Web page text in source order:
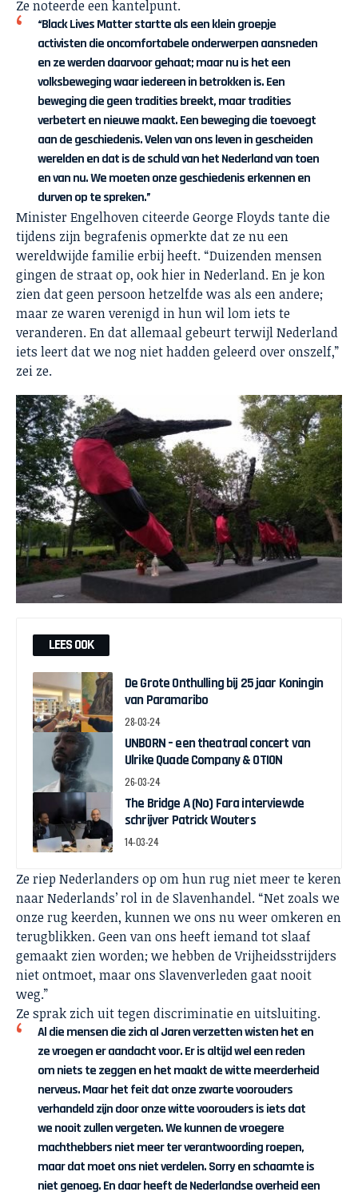
Ze noteerde een kantelpunt.
“Black Lives Matter startte als een klein groepje
activisten die oncomfortabele onderwerpen aansneden
en ze werden daarvoor gehaat; maar nu is het een
volksbeweging waar iedereen in betrokken is. Een
beweging die geen tradities breekt, maar tradities
verbetert en nieuwe maakt. Een beweging die toevoegt
aan de geschiedenis. Velen van ons leven in gescheiden
werelden en dat is de schuld van het Nederland van toen
en van nu. We moeten onze geschiedenis erkennen en
durven op te spreken.”
Minister Engelhoven citeerde George Floyds tante die
tijdens zijn begrafenis opmerkte dat ze nu een
wereldwijde familie erbij heeft. “Duizenden mensen
gingen de straat op, ook hier in Nederland. En je kon
zien dat geen persoon hetzelfde was als een andere;
maar ze waren verenigd in hun wil lom iets te
veranderen. En dat allemaal gebeurt terwijl Nederland
iets leert dat we nog niet hadden geleerd over onszelf,”
zei ze.
LEES OOK
De Grote Onthulling bij 25 jaar Koningin
van Paramaribo
28-03-24
UNBORN – een theatraal concert van
Ulrike Quade Company & OTION
26-03-24
The Bridge A (No) Fara interviewde
schrijver Patrick Wouters
14-03-24
Ze riep Nederlanders op om hun rug niet meer te keren
naar Nederlands’ rol in de Slavenhandel. “Net zoals we
onze rug keerden, kunnen we ons nu weer omkeren en
terugblikken. Geen van ons heeft iemand tot slaaf
gemaakt zien worden; we hebben de Vrijheidsstrijders
niet ontmoet, maar ons Slavenverleden gaat nooit
weg.”
Ze sprak zich uit tegen discriminatie en uitsluiting.
Al die mensen die zich al Jaren verzetten wisten het en
ze vroegen er aandacht voor. Er is altijd wel een reden
om niets te zeggen en het maakt de witte meerderheid
nerveus. Maar het feit dat onze zwarte voorouders
verhandeld zijn door onze witte voorouders is iets dat
we nooit zullen vergeten. We kunnen de vroegere
machthebbers niet meer ter verantwoording roepen,
maar dat moet ons niet verdelen. Sorry en schaamte is
niet genoeg. En daar heeft de Nederlandse overheid een